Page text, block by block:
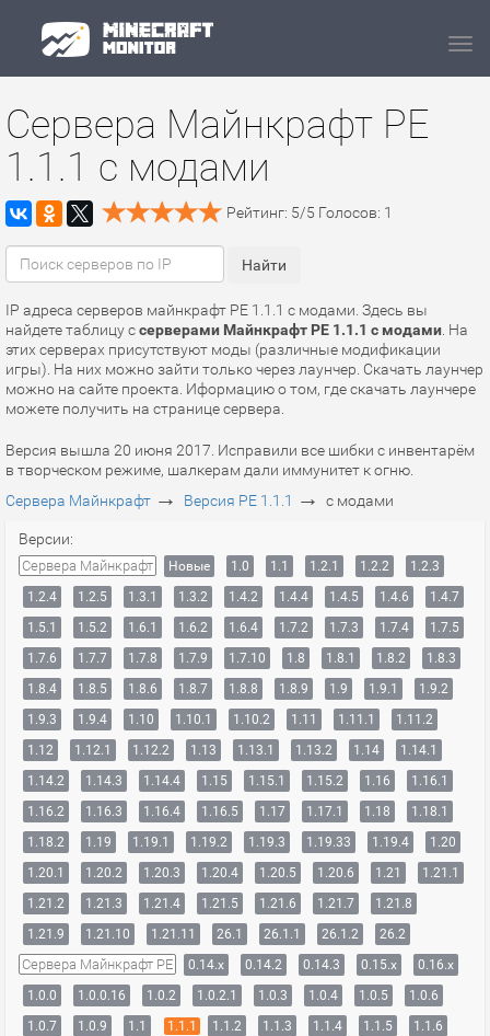
Сервера Майнкрафт PE
1.1.1 с модами
Рейтинг: 5/5 Голосов: 1
IP адреса серверов майнкрафт PE 1.1.1 с модами. Здесь вы
найдете таблицу ссерверами Майнкрафт PE 1.1.1 с модами . На
этих серверах присутствуют моды (различные модификации
игры). На них можно зайти только через лаунчер. Скачать лаунчер
можно на сайте проекта. Иформацию о том, где скачать лаунчере
можете получить на странице сервера.
Версия вышла 20 июня 2017. Исправили все шибки с инвентарём
в творческом режиме, шалкерам дали иммунитет к огню.
Сервера Майнкрафт → Версия PE 1.1.1 → с модами
Версии:
Сервера Майнкрафт Новые 1.0 1.1 1.2.1 1.2.2
1.2.3
1.2.4
1.2.5 1.3.1 1.3.2 1.4.2 1.4.4 1.4.5 1.4.6
1.4.7
1.5.1
1.5.2 1.6.1 1.6.2 1.6.4 1.7.2 1.7.3 1.7.4
1.7.5
1.7.6
1.7.7 1.7.8 1.7.9 1.7.10 1.8 1.8.1 1.8.2
1.8.3
1.8.4
1.8.5 1.8.6 1.8.7 1.8.8 1.8.9 1.9 1.9.1
1.9.2
1.9.3
1.9.4 1.10 1.10.1 1.10.2 1.11 1.11.1
1.11.2
1.12
1.12.1 1.12.2 1.13 1.13.1 1.13.2 1.14
1.14.1
1.14.2
1.14.3 1.14.4 1.15 1.15.1 1.15.2 1.16
1.16.1
1.16.2
1.16.3 1.16.4 1.16.5 1.17 1.17.1 1.18
1.18.1
1.18.2
1.19 1.19.1 1.19.2 1.19.3 1.19.33 1.19.4
1.20
1.20.1
1.20.2 1.20.3 1.20.4 1.20.5 1.20.6 1.21
1.21.1
1.21.2
1.21.3 1.21.4 1.21.5 1.21.6 1.21.7
1.21.8
1.21.9
1.21.10 1.21.11 26.1 26.1.1 26.1.2 26.2
Сервера Майнкрафт PE 0.14.x 0.14.2 0.14.3 0.15.x
0.16.x
1.0.0
1.0.0.16 1.0.2 1.0.2.1 1.0.3 1.0.4 1.0.5
1.0.6
1.0.7
1.0.9 1.1 1.1.1 1.1.2 1.1.3 1.1.4 1.1.5
1.1.6